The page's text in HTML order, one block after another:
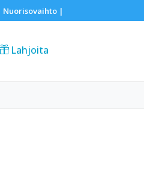
Nuorisovaihto|
Lahjoita